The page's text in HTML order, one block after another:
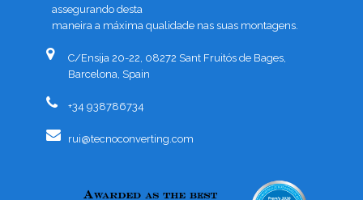
assegurando desta
maneira a máxima qualidade nas suas montagens.
C/Ensija 20-22, 08272 Sant Fruitós de Bages,
Barcelona, Spain
+34 938786734
rui@tecnoconverting.com